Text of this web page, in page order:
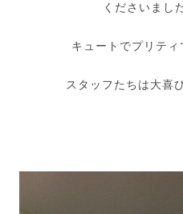
くださいまし
キュートでプリテ
スタッフたちは大喜